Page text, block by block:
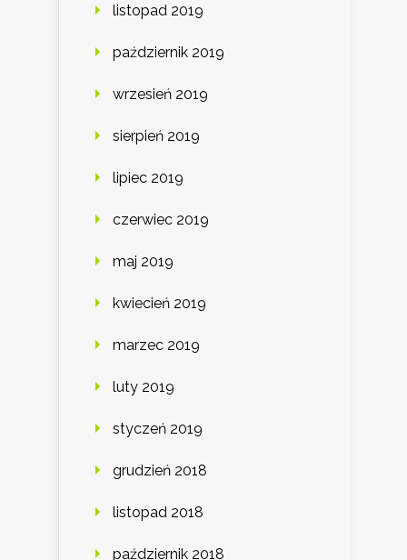
listopad 2019
październik 2019
wrzesień 2019
sierpień 2019
lipiec 2019
czerwiec 2019
maj 2019
kwiecień 2019
marzec 2019
luty 2019
styczeń 2019
grudzień 2018
listopad 2018
październik 2018